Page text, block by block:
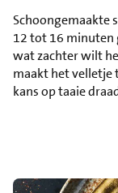
Schoongemaakte
12 tot 16 minuten
wat zachter wilt
maakt het velletje
kans op taaie